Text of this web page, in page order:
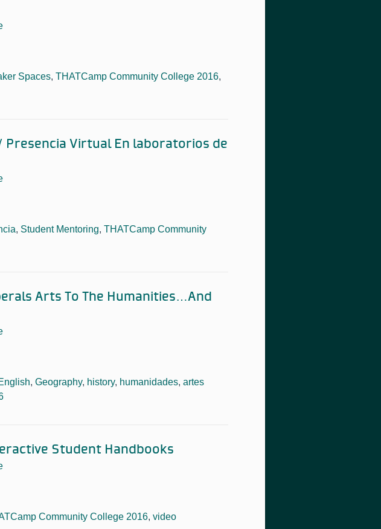
Spaces, THATCamp Community College 2016,
Presencia Virtual En laboratorios de
, Student Mentoring, THATCamp Community
Arts To The Humanities…And
, Geography, history, humanidades, artes
Student Handbooks
Community College 2016, video